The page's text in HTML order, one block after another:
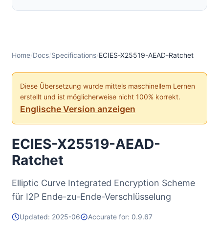
1c) Neues Sitzungsformat (ohne Bindung)
1f) KDFs für New Session Message
1g) Format der New Session Reply
Notizen
1h) Format bestehender Sitzung
2) ECIES-X25519
2a) Elligator2
4) Ratchets
5) Nutzlast
Typische Verwendungsmuster
Home/Docs/Specifications/ECIES-X25519-AEAD-Ratchet
Diese Übersetzung wurde mittels maschinellem Lernen
erstellt und ist möglicherweise nicht 100% korrekt.
Englische Version anzeigen
ECIES-X25519-AEAD-
Ratchet
Elliptic Curve Integrated Encryption Scheme
für I2P Ende-zu-Ende-Verschlüsselung
Updated: 2025-06 Accurate for: 0.9.67